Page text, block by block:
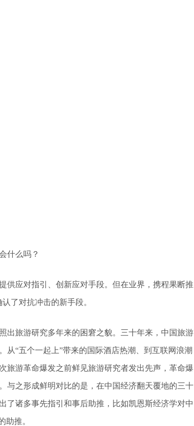
什么吗？
供应对指引、创新应对手段。但在业界，携程果断推
了对抗冲击的新手段。
出旅游研究多年来的困窘之貌。三十年来，中国旅游
“五个一起上”带来的国际酒店热潮、到互联网浪潮
旅游革命爆发之前鲜见旅游研究者发出先声，革命爆
与之形成鲜明对比的是，在中国经济翻天覆地的三十
了诸多事先指引和事后助推，比如凯恩斯经济学对中
助推。